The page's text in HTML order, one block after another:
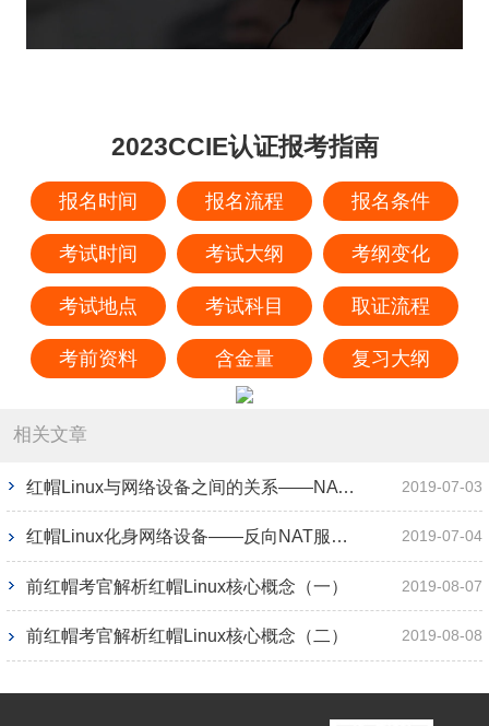
2023CCIE认证报考指南
报名时间 报名流程 报名条件
考试时间 考试大纲 考纲变化
考试地点 考试科目 取证流程
考前资料 含金量 复习大纲
相关文章
红帽Linux与网络设备之间的关系——NAT篇 2019-07-03
红帽Linux化身网络设备——反向NAT服务器 2019-07-04
前红帽考官解析红帽Linux核心概念（一） 2019-08-07
前红帽考官解析红帽Linux核心概念（二） 2019-08-08